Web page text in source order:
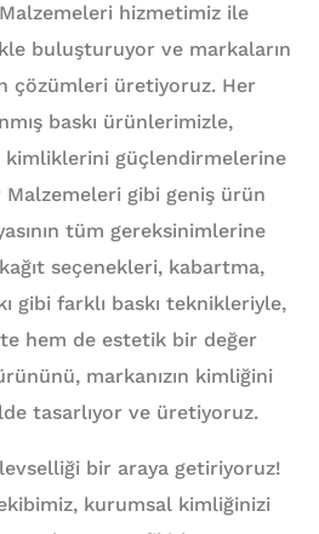
hizmetimiz ile
buluşturuyor ve markaların
çözümleri üretiyoruz. Her
baskı ürünlerimizle,
kimliklerini güçlendirmelerine
Malzemeleri gibi geniş ürün
tüm gereksinimlerine
seçenekleri, kabartma,
gibi farklı baskı teknikleriyle,
hem de estetik bir değer
markanızın kimliğini
tasarlıyor ve üretiyoruz.
bir araya getiriyoruz!
kurumsal kimliğinizi